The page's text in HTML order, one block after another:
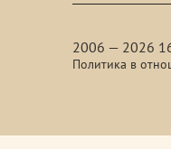
2006 — 2026
Политика в